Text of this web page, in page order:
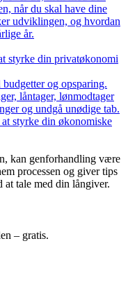
når du skal have dine
udviklingen, og hvordan
år.
styrke din privatøkonomi
og opsparing.
låntager, lønmodtager
og undgå unødige tab.
styrke din økonomiske
kan genforhandling være
processen og giver tips
tale med din långiver.
– gratis.